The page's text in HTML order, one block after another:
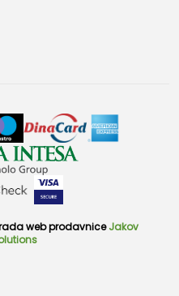
web prodavnice Jakov